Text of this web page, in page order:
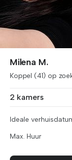
Milena M.
Koppel (41) op
2 kamers
Ideale
Max. Huur